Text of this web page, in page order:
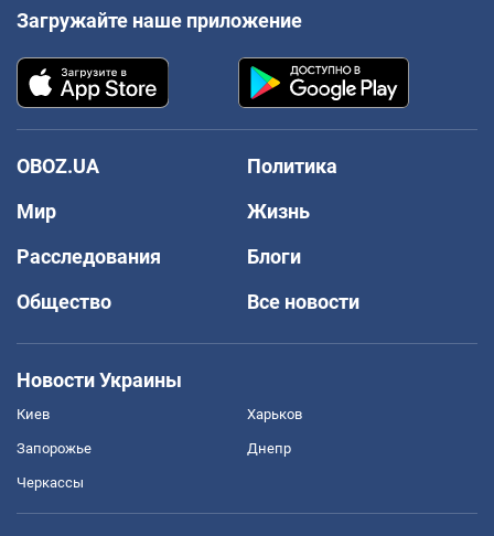
Загружайте наше приложение
OBOZ.UA
Политика
Мир
Жизнь
Расследования
Блоги
Общество
Все новости
Новости Украины
Киев Харьков
Запорожье Днепр
Черкассы